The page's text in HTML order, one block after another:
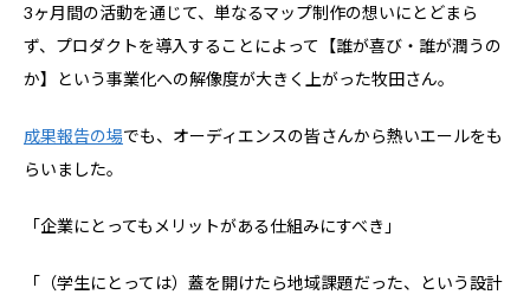
3ヶ月間の活動を通じて、単なるマップ制作の想いにとどまら
ず、プロダクトを導入することによって【誰が喜び・誰が潤うの
か】という事業化への解像度が大きく上がった牧田さん。
成果報告の場でも、オーディエンスの皆さんから熱いエールをも
らいました。
「企業にとってもメリットがある仕組みにすべき」
「（学生にとっては）蓋を開けたら地域課題だった、という設計